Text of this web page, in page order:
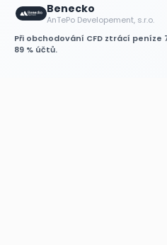
Benecko
AnTePo Developement, s.r.o.
Při obchodování CFD ztrácí peníze
89 % účtů.